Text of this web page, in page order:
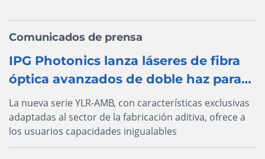
Comunicados de prensa
IPG Photonics lanza láseres de fibra
óptica avanzados de doble haz para
fabricación aditiva
La nueva serie YLR-AMB, con características exclusivas
adaptadas al sector de la fabricación aditiva, ofrece a
los usuarios capacidades inigualables